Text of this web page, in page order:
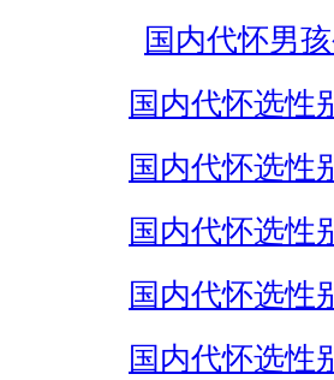
国内代怀男
国内代怀选性
国内代怀选性
国内代怀选性
国内代怀选性
国内代怀选性